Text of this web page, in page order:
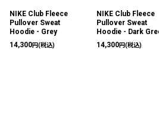
NIKE Club Fleece
Pullover Sweat
Hoodie - Grey
14,300円(税込)
NIKE Club Fleece
Pullover Sweat
Hoodie - Dark
14,300円(税込)